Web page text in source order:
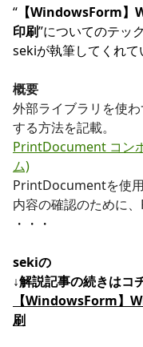
“ 【WindowsForm】
印刷”についてのテッ
sekiが執筆してくれて
概要
外部ライブラリを使
する方法を記載。
PrintDocument コン
ム)
PrintDocumentを使用
内容の確認のために
・・・
sekiの
↓解説記事の続きはコ
【WindowsForm】
刷